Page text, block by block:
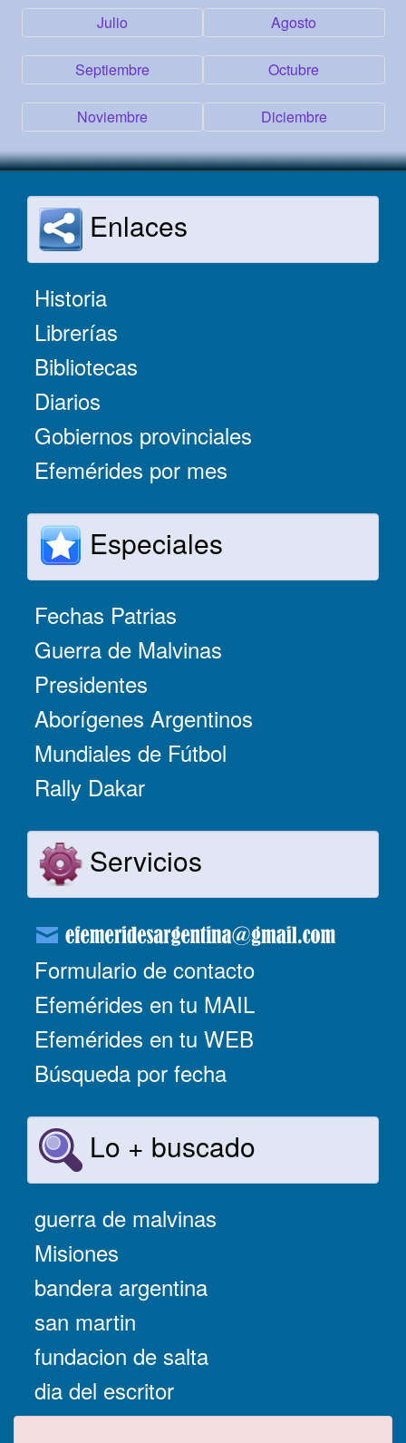
Julio Agosto
Septiembre Octubre
Noviembre Diciembre
Enlaces
Historia
Librerías
Bibliotecas
Diarios
Gobiernos provinciales
Efemérides por mes
Especiales
Fechas Patrias
Guerra de Malvinas
Presidentes
Aborígenes Argentinos
Mundiales de Fútbol
Rally Dakar
Servicios
Formulario de contacto
Efemérides en tu MAIL
Efemérides en tu WEB
Búsqueda por fecha
Lo + buscado
guerra de malvinas
Misiones
bandera argentina
san martin
fundacion de salta
dia del escritor